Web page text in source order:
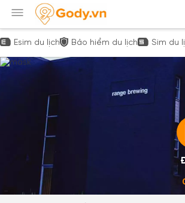
Esim du lịch Bảo hiểm du lịch Sim du